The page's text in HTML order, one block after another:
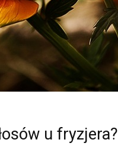
u fryzjera?